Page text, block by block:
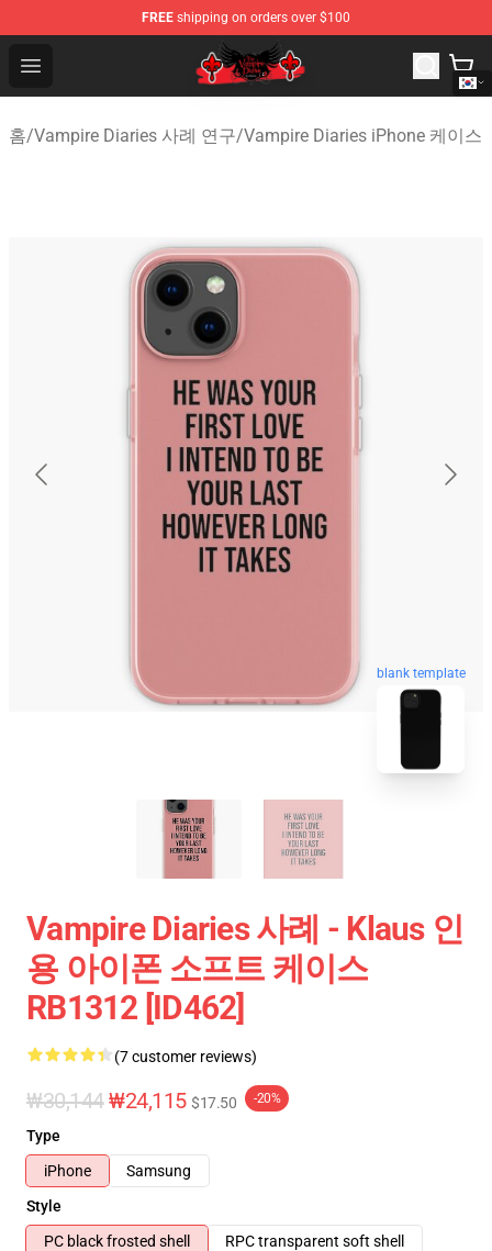
FREE shipping on orders over $100
Open menu
The Vampire Diaries Shop - Official The Vampire
홈/Vampire Diaries 사례 연구/Vampire Diaries iPhone 케이스
blank template
Vampire Diaries 사례 - Klaus 인
용 아이폰 소프트 케이스
RB1312 [ID462]
(7 customer reviews)
₩30,144₩24,115 $17.50 -20%
Type
iPhone
Samsung
Style
PC black frosted shell
RPC transparent soft shell